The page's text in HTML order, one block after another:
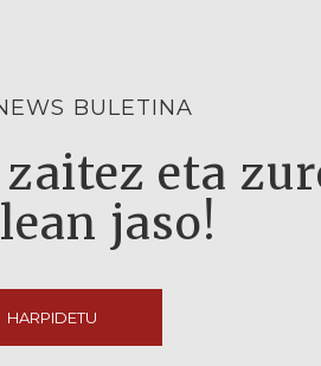
BULETINA
eta
jaso!
HARPIDETU